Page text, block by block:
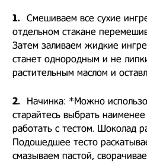
1. Смешиваем все сухие
отдельном стакане
Затем заливаем жидкие
станет однородным и не
растительным маслом и
2.
Начинка: *Можно
старайтесь выбрать
работать с тестом. Шоколад
Подошедшее тесто
смазываем пастой,